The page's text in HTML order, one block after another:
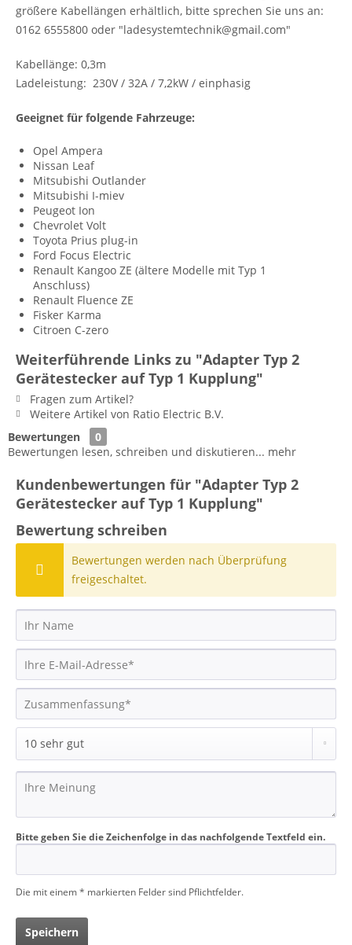
größere Kabellängen erhältlich, bitte sprechen Sie uns an:
0162 6555800 oder "ladesystemtechnik@gmail.com"
Kabellänge: 0,3m
Ladeleistung: 230V / 32A / 7,2kW / einphasig
Geeignet für folgende Fahrzeuge:
Opel Ampera
Nissan Leaf
Mitsubishi Outlander
Mitsubishi I-miev
Peugeot Ion
Chevrolet Volt
Toyota Prius plug-in
Ford Focus Electric
Renault Kangoo ZE (ältere Modelle mit Typ 1
Anschluss)
Renault Fluence ZE
Fisker Karma
Citroen C-zero
Weiterführende Links zu "Adapter Typ 2
Gerätestecker auf Typ 1 Kupplung"
Fragen zum Artikel?
Weitere Artikel von Ratio Electric B.V.
Bewertungen
0
Bewertungen lesen, schreiben und diskutieren... mehr
Kundenbewertungen für "Adapter Typ 2
Gerätestecker auf Typ 1 Kupplung"
Bewertung schreiben
Bewertungen werden nach Überprüfung
freigeschaltet.
Bitte geben Sie die Zeichenfolge in das nachfolgende Textfeld ein.
Die mit einem * markierten Felder sind Pflichtfelder.
Speichern